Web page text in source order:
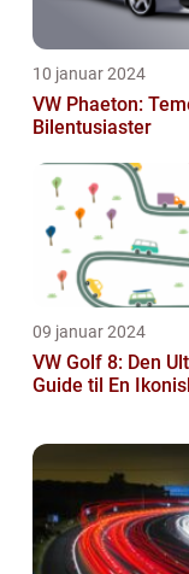
10 januar 2024
VW Phaeton:
Bilentusiaster
09 januar 2024
VW Golf 8: Den
Guide til En